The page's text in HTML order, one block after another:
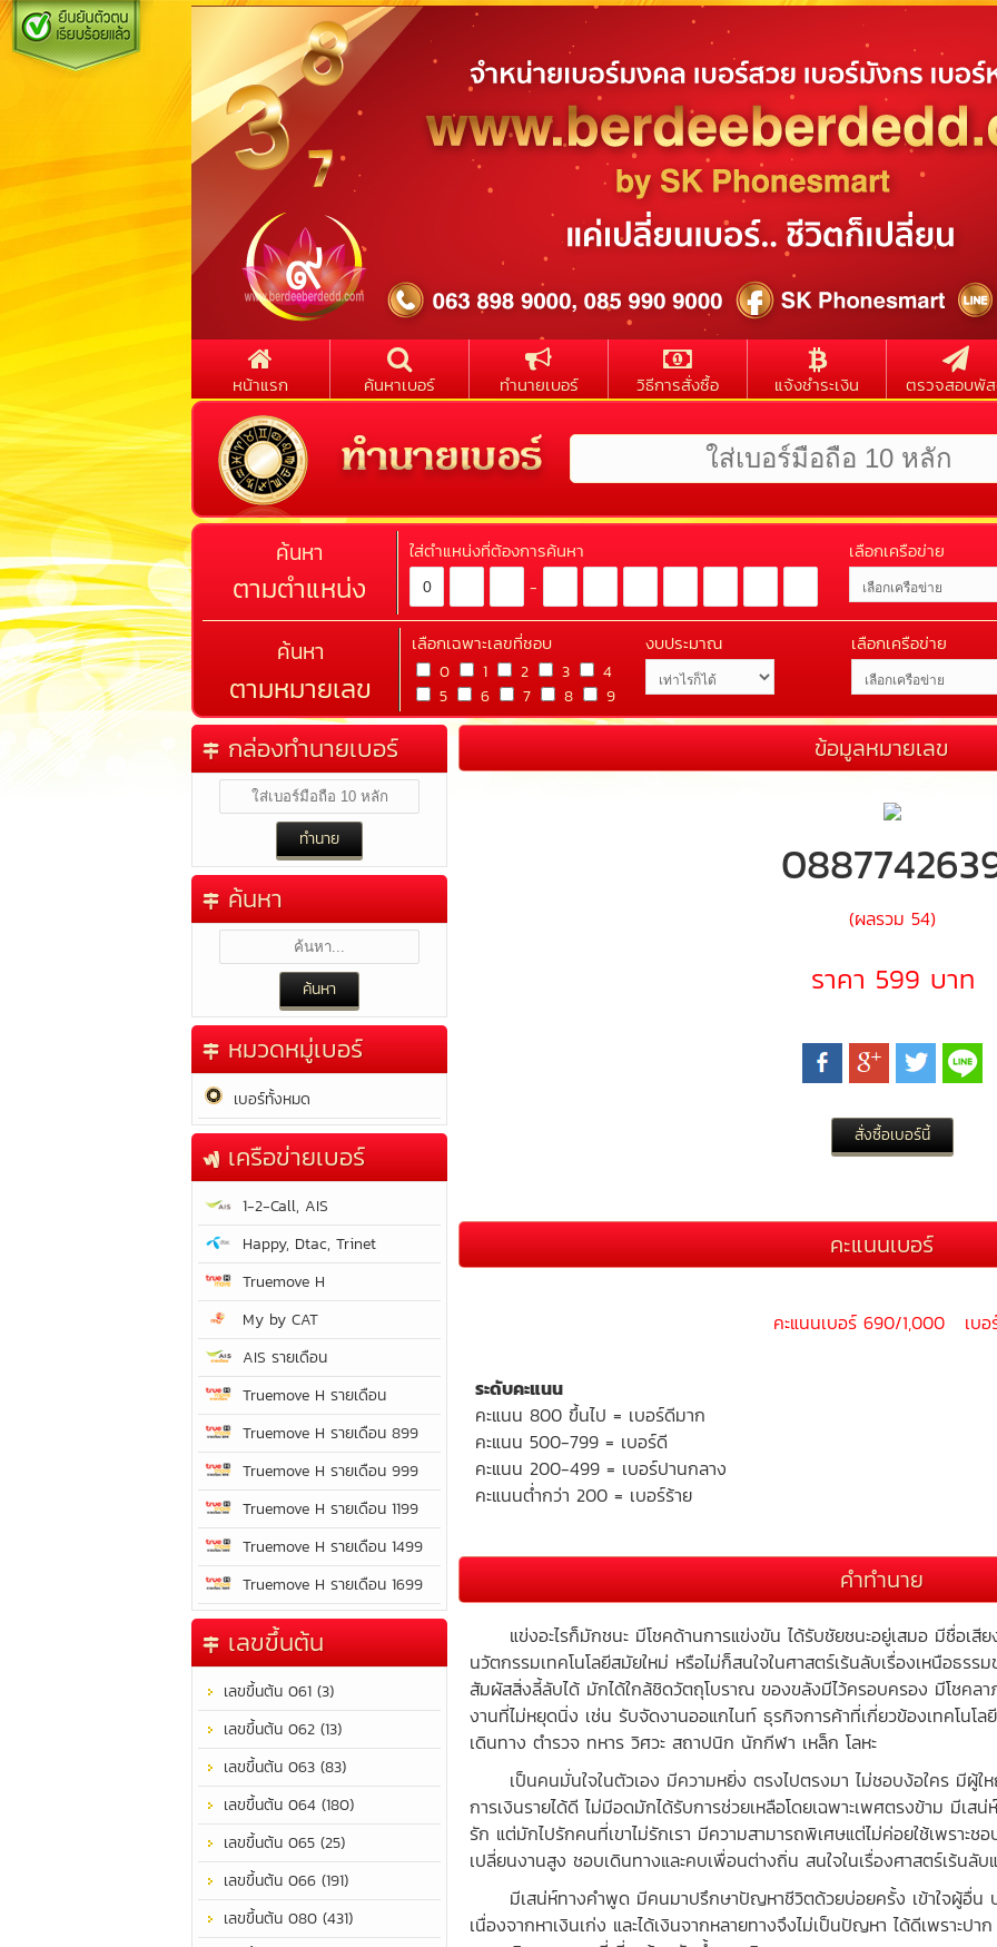
หน้าแรก ค้นหาเบอร์ ทำนายเบอร์ วิธีการสั่งซื้อ แจ้งชำระเงิน ตรวจสอบพั
ค้นหา
ตามตำแหน่ง
ใส่ตำแหน่งที่ต้องการค้นหา
-
เลือกเครือข่าย
ค้นหา
ตามหมายเลข
เลือกเฉพาะเลขที่ชอบ
0 1 2 3
4
5
6 7 8 9
งบประมาณ เลือกเครือข่าย
กล่องทำนายเบอร์
ค้นหา
หมวดหมู่เบอร์
เบอร์ทั้งหมด
เครือข่ายเบอร์
1-2-Call, AIS
Happy, Dtac, Trinet
Truemove H
My by CAT
AIS รายเดือน
Truemove H รายเดือน
Truemove H รายเดือน 899
Truemove H รายเดือน 999
Truemove H รายเดือน 1199
Truemove H รายเดือน 1499
Truemove H รายเดือน 1699
เลขขึ้นต้น
เลขขึ้นต้น 061 (3)
เลขขึ้นต้น 062 (13)
เลขขึ้นต้น 063 (83)
เลขขึ้นต้น 064 (180)
เลขขึ้นต้น 065 (25)
เลขขึ้นต้น 066 (191)
เลขขึ้นต้น 080 (431)
ข้อมูลหมายเลข
(ผลรวม 54)
ราคา 599 บาท
คะแนนเบอร์
คะแนนเบอร์ 690/1,000 เบอ
ระดับคะแนน
คะแนน 800 ขึ้นไป = เบอร์ดีมาก
คะแนน 500-799 = เบอร์ดี
คะแนน 200-499 = เบอร์ปานกลาง
คะแนนต่ำกว่า 200 = เบอร์ร้าย
คำทำนาย
แข่งอะไรก็มักชนะ มีโชคด้านการแข่งขัน ได้รับชัยชนะอยู่เสมอ มีชื่อเสีย
นวัตกรรมเทคโนโลยีสมัยใหม่ หรือไม่ก็สนใจในศาสตร์เร้นลับเรื่องเหนือธร
สัมผัสสิ่งลี้ลับได้ มักได้ใกล้ชิดวัตถุโบราณ ของขลังมีไว้ครอบครอง มีโชคล
งานที่ไม่หยุดนิ่ง เช่น รับจัดงานออแกไนท์ ธุรกิจการค้าที่เกี่ยวข้องเทคโนโ
เดินทาง ตำรวจ ทหาร วิศวะ สถาปนิก นักกีฬา เหล็ก โลหะ
เป็นคนมั่นใจในตัวเอง มีความหยิ่ง ตรงไปตรงมา ไม่ชอบง้อใคร มีผู้ใ
การเงินรายได้ดี ไม่มีอดมักได้รับการช่วยเหลือโดยเฉพาะเพศตรงข้าม มีเส
รัก แต่มักไปรักคนที่เขาไม่รักเรา มีความสามารถพิเศษแต่ไม่ค่อยใช้เพราะ
เปลี่ยนงานสูง ชอบเดินทางและคบเพื่อนต่างถิ่น สนใจในเรื่องศาสตร์เร้นลั
มีเสน่ห์ทางคำพูด มีคนมาปรึกษาปัญหาชีวิตด้วยบ่อยครั้ง เข้าใจผู้อื่น ป
เนื่องจากหาเงินเก่ง และได้เงินจากหลายทางจึงไม่เป็นปัญหา ได้ดีเพราะ